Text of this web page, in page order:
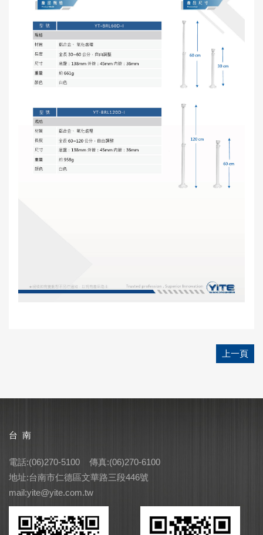
上一頁
台 南
電話:(06)270-5100 傳真:(06)270-6100
地址:台南市仁德區文華路三段446號
mail:yite@yite.com.tw